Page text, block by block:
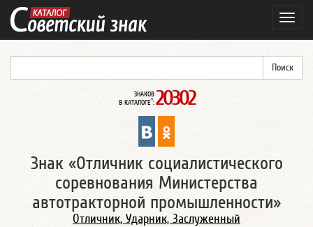
ЗНАКОВ
В КАТАЛОГЕ*: 20302
Знак «Отличник социалистического
соревнования Министерства
автотракторной промышленности»
Отличник, Ударник, Заслуженный